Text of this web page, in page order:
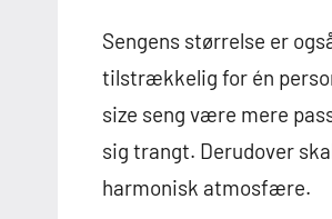
Sengens størrelse er
tilstrækkelig for én
size seng være mere
sig trangt. Derudover
harmonisk atmosfære.